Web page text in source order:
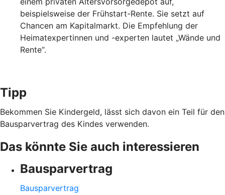
beispielsweise der Frühstart-Rente. Sie setzt auf
Chancen am Kapitalmarkt. Die Empfehlung der
Heimatexpertinnen und -experten lautet „Wände und
Rente“.
Tipp
Bekommen Sie Kindergeld, lässt sich davon ein Teil für den
Bausparvertrag des Kindes verwenden.
Das könnte Sie auch interessieren
Bausparvertrag
Bausparvertrag